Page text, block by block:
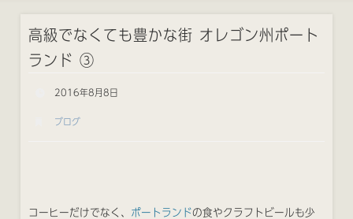
高級でなくても豊かな街 オレゴン州ポート
ランド ③
2016年8月8日
ブログ
コーヒーだけでなく、 ポートランドの食やクラフトビールも少